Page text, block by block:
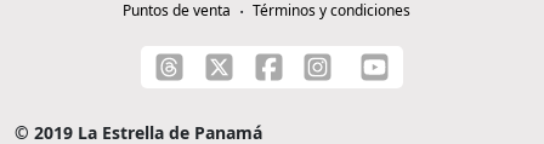
Puntos de venta
Términos y condiciones
© 2019 La Estrella de Panamá